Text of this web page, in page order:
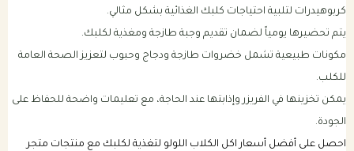
كربوهيدرات لتلبية احتياجات كلبك الغذائية بشكل مثالي.
يتم تحضيرها يومياً لضمان تقديم وجبة طازجة ومغذية لكلبك.
مكونات طبيعية تشمل خضروات طازجة ودجاج وحبوب لتعزيز الصحة العامة
للكلب.
يمكن تخزينها في الفريزر وإذابتها عند الحاجة، مع تعليمات واضحة للحفاظ على
الجودة.
احصل على أفضل أسعار اكل الكلاب اللولو لتغذية لكلبك مع منتجات متجر